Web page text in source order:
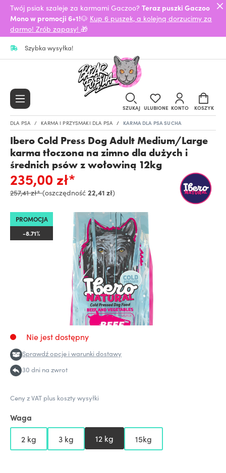
Twój psiak szaleje za karmami Gaczoo? Teraz puszki Gaczoo
Mono w promocji 6+1!🐶 Kup 6 puszek, a kolejną dorzucimy za
darmo! Zrób zapasy! 🎁
Szybka wysyłka!
SZUKAJ ULUBIONE KONTO KOSZYK
DLA PSA KARMA I PRZYSMAKI DLA PSA KARMA DLA PSA SUCHA
Ibero Cold Press Dog Adult Medium/Large
karma tłoczona na zimno dla dużych i
średnich psów z wołowiną 12kg
235,00 zł*
257,41 zł*(oszczędność 22,41 zł)
PROMOCJA
-8.71%
Nie jest dostępny
Sprawdź opcje i warunki dostawy
30 dni na zwrot
Ceny z VAT plus koszty wysyłki
Waga
2 kg
3 kg 12 kg 15kg